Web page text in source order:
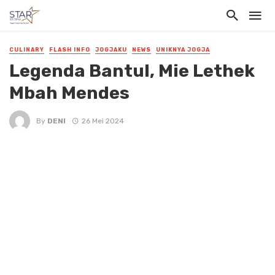
CULINARY FLASH INFO JOGJAKU NEWS UNIKNYA JOGJA
Legenda Bantul, Mie Lethek
Mbah Mendes
By DENI 26 Mei 2024